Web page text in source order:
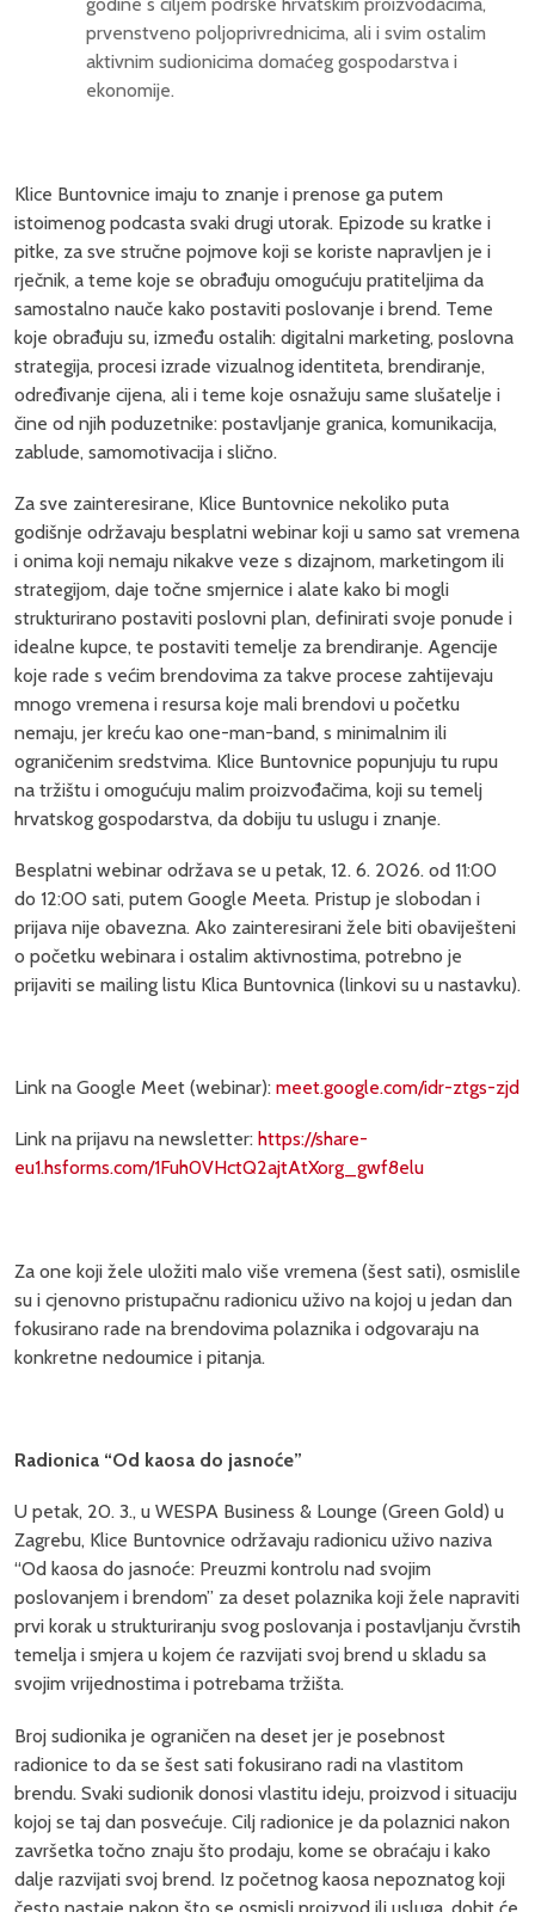
prvenstveno poljoprivrednicima, ali i svim ostalim
aktivnim sudionicima domaćeg gospodarstva i
ekonomije.
Klice Buntovnice imaju to znanje i prenose ga putem
istoimenog podcasta svaki drugi utorak. Epizode su kratke i
pitke, za sve stručne pojmove koji se koriste napravljen je i
rječnik, a teme koje se obrađuju omogućuju pratiteljima da
samostalno nauče kako postaviti poslovanje i brend. Teme
koje obrađuju su, između ostalih: digitalni marketing, poslovna
strategija, procesi izrade vizualnog identiteta, brendiranje,
određivanje cijena, ali i teme koje osnažuju same slušatelje i
čine od njih poduzetnike: postavljanje granica, komunikacija,
zablude, samomotivacija i slično.
Za sve zainteresirane, Klice Buntovnice nekoliko puta
godišnje održavaju besplatni webinar koji u samo sat vremena
i onima koji nemaju nikakve veze s dizajnom, marketingom ili
strategijom, daje točne smjernice i alate kako bi mogli
strukturirano postaviti poslovni plan, definirati svoje ponude i
idealne kupce, te postaviti temelje za brendiranje. Agencije
koje rade s većim brendovima za takve procese zahtijevaju
mnogo vremena i resursa koje mali brendovi u početku
nemaju, jer kreću kao one-man-band, s minimalnim ili
ograničenim sredstvima. Klice Buntovnice popunjuju tu rupu
na tržištu i omogućuju malim proizvođačima, koji su temelj
hrvatskog gospodarstva, da dobiju tu uslugu i znanje.
Besplatni webinar održava se u petak, 12. 6. 2026. od 11:00
do 12:00 sati, putem Google Meeta. Pristup je slobodan i
prijava nije obavezna. Ako zainteresirani žele biti obaviješteni
o početku webinara i ostalim aktivnostima, potrebno je
prijaviti se mailing listu Klica Buntovnica (linkovi su u nastavku).
Link na Google Meet (webinar): meet.google.com/idr-ztgs-zjd
Link na prijavu na newsletter: https://share-
eu1.hsforms.com/1Fuh0VHctQ2ajtAtXorg_gwf8elu
Za one koji žele uložiti malo više vremena (šest sati), osmislile
su i cjenovno pristupačnu radionicu uživo na kojoj u jedan dan
fokusirano rade na brendovima polaznika i odgovaraju na
konkretne nedoumice i pitanja.
Radionica “Od kaosa do jasnoće”
U petak, 20. 3., u WESPA Business & Lounge (Green Gold) u
Zagrebu, Klice Buntovnice održavaju radionicu uživo naziva
“Od kaosa do jasnoće: Preuzmi kontrolu nad svojim
poslovanjem i brendom” za deset polaznika koji žele napraviti
prvi korak u strukturiranju svog poslovanja i postavljanju čvrstih
temelja i smjera u kojem će razvijati svoj brend u skladu sa
svojim vrijednostima i potrebama tržišta.
Broj sudionika je ograničen na deset jer je posebnost
radionice to da se šest sati fokusirano radi na vlastitom
brendu. Svaki sudionik donosi vlastitu ideju, proizvod i situaciju
kojoj se taj dan posvećuje. Cilj radionice je da polaznici nakon
završetka točno znaju što prodaju, kome se obraćaju i kako
dalje razvijati svoj brend. Iz početnog kaosa nepoznatog koji
često nastaje nakon što se osmisli proizvod ili usluga, dobit će